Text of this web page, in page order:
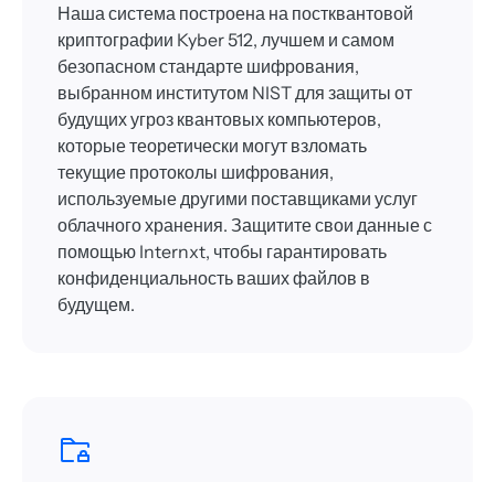
Наша система построена на постквантовой
криптографии Kyber 512, лучшем и самом
безопасном стандарте шифрования,
выбранном институтом NIST для защиты от
будущих угроз квантовых компьютеров,
которые теоретически могут взломать
текущие протоколы шифрования,
используемые другими поставщиками услуг
облачного хранения. Защитите свои данные с
помощью Internxt, чтобы гарантировать
конфиденциальность ваших файлов в
будущем.